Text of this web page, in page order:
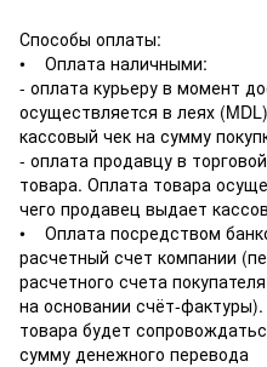
Способы оплаты:
• Оплата наличными:
- оплата курьеру в момент
осуществляется в леях
кассовый чек на сумму
- оплата продавцу в
товара. Оплата товара
чего продавец выдает
• Оплата посредством
расчетный счет компании
расчетного счета
на основании счёт-
товара будет
сумму денежного перевода